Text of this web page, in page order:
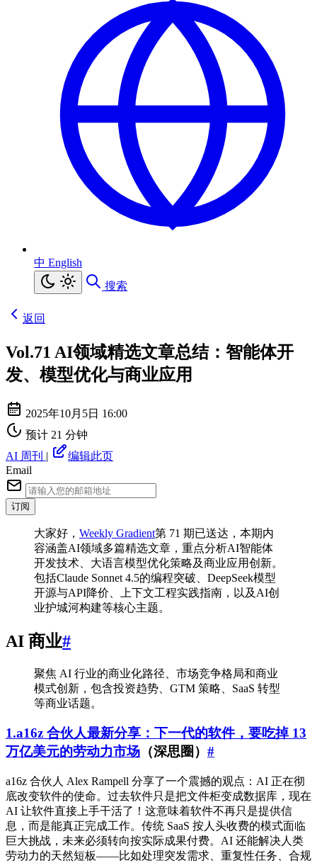
中 English
搜索
返回
Vol.71 AI领域精选文章总结：智能体开
发、模型优化与商业应用
2025年10月5日 16:00
预计 21 分钟
AI 周刊 |
编辑此页
Email
订阅
⼤家好， Weekly Gradient第 71 期已送达，本期内
容涵盖AI领域多篇精选文章，重点分析AI智能体
开发技术、大语言模型优化策略及商业应用创新。
包括Claude Sonnet 4.5的编程突破、DeepSeek模型
开源与API降价、上下文工程实践指南，以及AI创
业护城河构建等核心主题。
AI 商业#
聚焦 AI 行业的商业化路径、市场竞争格局和商业
模式创新，包含投资趋势、GTM 策略、SaaS 转型
等商业话题。
1.a16z 合伙人最新分享：下一代的软件，要吃掉 13
万亿美元的劳动力市场 （深思圈） #
a16z 合伙人 Alex Rampell 分享了一个震撼的观点：AI 正在彻
底改变软件的使命。过去软件只是把文件柜变成数据库，现在
AI 让软件直接上手干活了！这意味着软件不再只是提供信
息，而是能真正完成工作。传统 SaaS 按人头收费的模式面临
巨大挑战，未来必须转向按实际成果付费。AI 还能解决人类
劳动力的天然短板——比如处理突发需求、重复性任务、合规